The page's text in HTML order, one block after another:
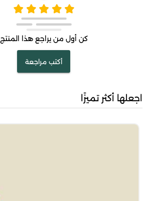
كن أول من يراجع هذا المنتج
أكتب مراجعة
اجعلها أكثر تميزًا